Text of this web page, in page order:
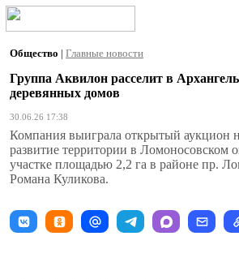
Общество | Главные новости
Группа Аквилон расселит в
деревянных домов
30.06.26 17:38
Компания выиграла открытый аукцион
развитие территории в Ломоносовском
участке площадью 2,2 га в районе пр.
Романа Куликова.